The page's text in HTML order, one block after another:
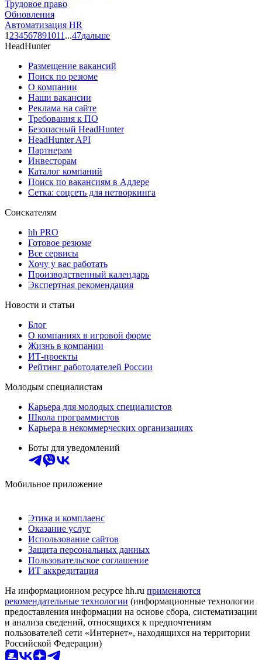
Трудовое право
Обновления
Автоматизация HR
1 234567891011 ...47дальше
HeadHunter
Размещение вакансий
Поиск по резюме
О компании
Наши вакансии
Реклама на сайте
Требования к ПО
Безопасный HeadHunter
HeadHunter API
Партнерам
Инвесторам
Каталог компаний
Поиск по вакансиям в Адлере
Сетка: соцсеть для нетворкинга
Соискателям
hh PRO
Готовое резюме
Все сервисы
Хочу у вас работать
Производственный календарь
Экспертная рекомендация
Новости и статьи
Блог
О компаниях в игровой форме
Жизнь в компании
ИТ-проекты
Рейтинг работодателей России
Молодым специалистам
Карьера для молодых специалистов
Школа программистов
Карьера в некоммерческих организациях
Боты для уведомлений
Мобильное приложение
Этика и комплаенс
Оказание услуг
Использование сайтов
Защита персональных данных
Пользовательское соглашение
ИТ аккредитация
На информационном ресурсе hh.ru применяются
рекомендательные технологии (информационные технологии
предоставления информации на основе сбора, систематизации
и анализа сведений, относящихся к предпочтениям
пользователей сети «Интернет», находящихся на территории
Российской Федерации)